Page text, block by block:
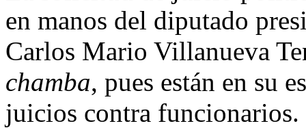
en manos del diputado
Carlos Mario Villanueva
chamba, pues están en su
juicios contra funcionarios.